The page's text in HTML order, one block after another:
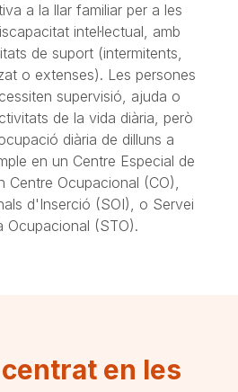
a la llar familiar per a les
intel·lectual, amb
de suport (intermitents,
o extenses). Les persones
supervisió, ajuda o
de la vida diària, però
diària de dilluns a
en un Centre Especial de
Centre Ocupacional (CO),
d'Inserció (SOI), o Servei
Ocupacional (STO).
en les